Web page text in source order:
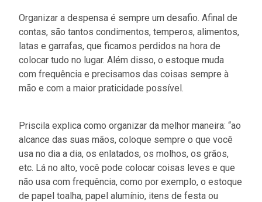
Organizar a despensa é sempre um desafio. Afinal de
contas, são tantos condimentos, temperos, alimentos,
latas e garrafas, que ficamos perdidos na hora de
colocar tudo no lugar. Além disso, o estoque muda
com frequência e precisamos das coisas sempre à
mão e com a maior praticidade possível.
Priscila explica como organizar da melhor maneira: “ao
alcance das suas mãos, coloque sempre o que você
usa no dia a dia, os enlatados, os molhos, os grãos,
etc. Lá no alto, você pode colocar coisas leves e que
não usa com frequência, como por exemplo, o estoque
de papel toalha, papel alumínio, itens de festa ou